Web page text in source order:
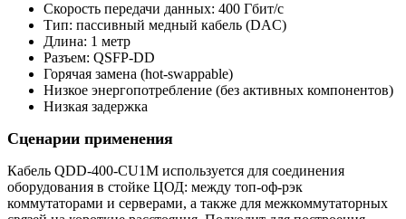
Скорость передачи данных: 400 Гбит/с
Тип: пассивный медный кабель (DAC)
Длина: 1 метр
Разъем: QSFP-DD
Горячая замена (hot-swappable)
Низкое энергопотребление (без активных компонентов)
Низкая задержка
Сценарии применения
Кабель QDD-400-CU1M используется для соединения
оборудования в стойке ЦОД: между топ-оф-рэк
коммутаторами и серверами, а также для межкоммутаторных